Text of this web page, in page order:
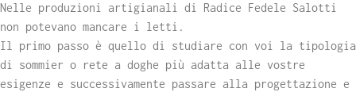
Nelle produzioni artigianali di Radice Fedele Salotti
non potevano mancare i letti.
Il primo passo è quello di studiare con voi la tipologia
di sommier o rete a doghe più adatta alle vostre
esigenze e successivamente passare alla progettazione e